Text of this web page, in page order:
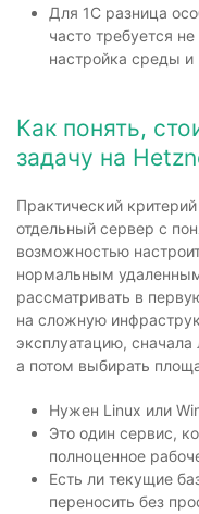
Для 1С разница
часто требуется
настройка среды и
Как понять,
задачу на
Практический
отдельный сервер с
возможностью
нормальным
рассматривать в
на сложную
эксплуатацию,
а потом выбирать
Нужен Linux или
Это один сервис,
полноценное
Есть ли текущие
переносить без